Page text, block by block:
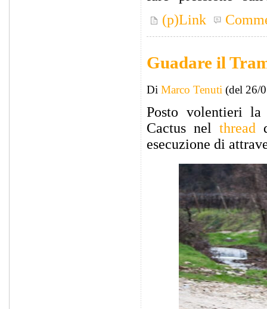
(p)Link
Guadare il
Di Marco Tenuti (del 26/
Posto volentieri
Cactus nel thread
esecuzione di